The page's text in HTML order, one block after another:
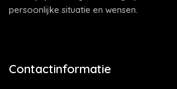
persoonlijke situatie en wensen.
Contactinformatie